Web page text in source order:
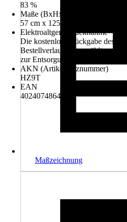
83 %
Maße (BxHxT)
57 cm x 125 cm x 69 cm
Elektroaltgerät-Rücknahme
Die kostenlose Rückgabe des
Bestellverlauf ausgewählt
zur Entsorgung.
AKN (Artikelkurznummer)
HZ9T
EAN
4024074864777
Maßzeichnung